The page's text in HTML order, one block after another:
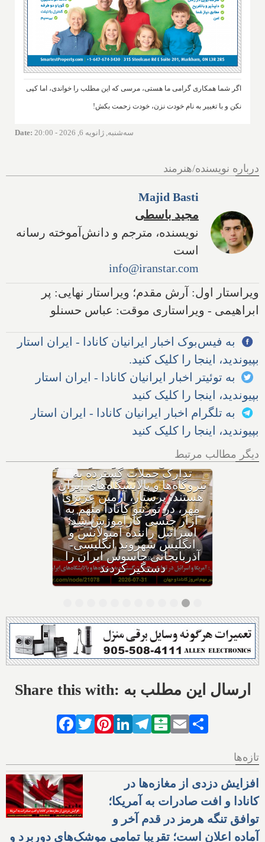
اگر شما همکاری گرامی ما هستی، مرسی که این مطلب را خواندی، اما کپی
نکن و با تغییر به نام خودت نزن، خودت زحمت بکش!
Date: سه‌شنبه, ژانویه 6, 2026 - 20:00
درباره نویسنده/هنرمند
Majid Basti
مجید باسطی
نویسنده، مترجم و دانش‌آموخته رسانه
است
info@iranstar.com
ویراستار اول: آرش مقدم؛ ویراستار نهایی: پر
ابراهیمی - ویراستاری موقت: عباس حسنلو
به فیس‌بوک اخبار ایرانیان کانادا - ایران استار
بپیوندید، اینجا را کلیک کنید.
به توئیتر اخبار ایرانیان کانادا - ایران استار
بپیوندید، اینجا را کلیک کنید
به تلگرام اخبار ایرانیان کانادا - ایران استار
بپیوندید، اینجا را کلیک کنید
دیگر مطالب مرتبط
با وجود حکم بازداشت، چگونه
هواپیمای نتانیاهو از فراز کانادا
گذشت؟ ترامپ پس از حمله
ایران به اردن: به شدت به
ایران حمله می‌کنیم؛ حوثی‌ها: از
تنگه باب‌المندب عوارض عبور
می‌گیریم
Share this with: ارسال این مطلب به
Facebook
TwitterPinterestLinkedIn
Telegram
Balatarin
Email
تازه‌ها
افزایش دزدی از مغازه‌ها در
کانادا و افت صادرات به آمریکا؛
توافق تنگه هرمز در قدم آخر و
آماده اعلان است؛ تقریبا تمامی موشک‌های دوربرد و